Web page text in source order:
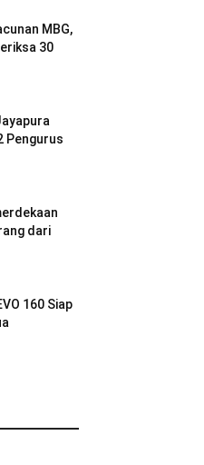
MBG,
30
Pengurus
dari
160 Siap